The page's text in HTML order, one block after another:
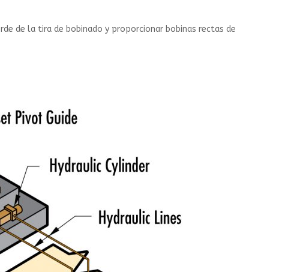
de la tira de bobinado y proporcionar bobinas rectas de